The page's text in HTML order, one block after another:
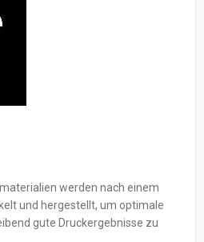
werden nach einem
und hergestellt, um optimale
gute Druckergebnisse zu